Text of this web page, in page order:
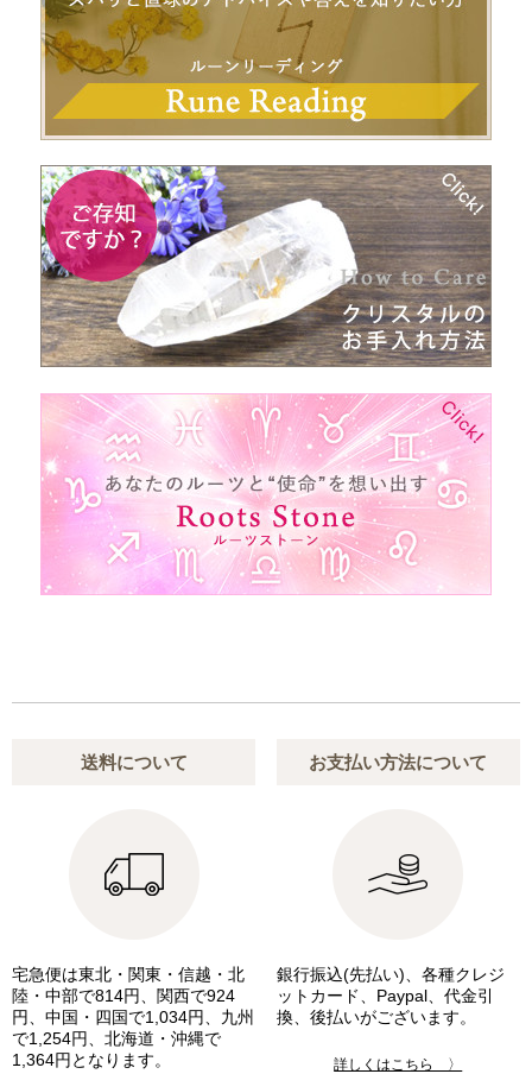
送料について
宅急便は東北・関東・信越・北
陸・中部で814円、関西で924
円、中国・四国で1,034円、九州
で1,254円、北海道・沖縄で
1,364円となります。
お支払い方法について
銀行振込(先払い)、各種クレジ
ットカード、Paypal、代金引
換、後払いがございます。
詳しくはこちら 〉